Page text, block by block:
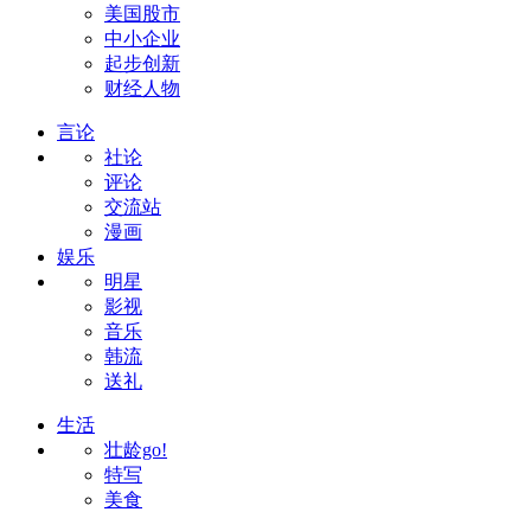
美国股市
中小企业
起步创新
财经人物
言论
社论
评论
交流站
漫画
娱乐
明星
影视
音乐
韩流
送礼
生活
壮龄go!
特写
美食